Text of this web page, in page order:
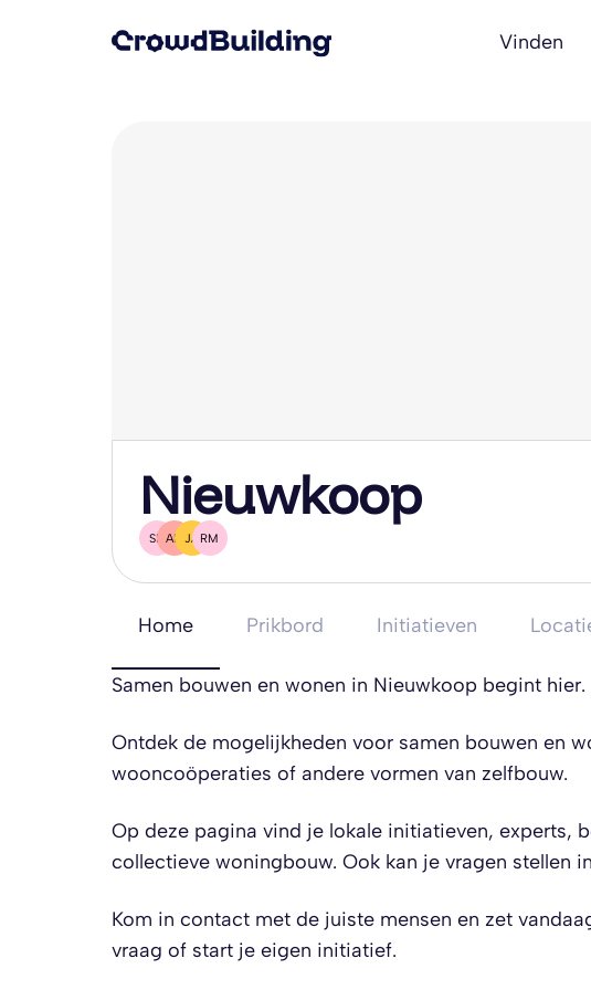
Vinden
Nieuwkoop
SB AH JA RM
Home Prikbord Initiatieven
Samen bouwen en wonen in Nieuwkoop begint hier.
Ontdek de mogelijkheden voor samen bouwen en
wooncoöperaties of andere vormen van zelfbouw.
Op deze pagina vind je lokale initiatieven, experts,
collectieve woningbouw. Ook kan je vragen stellen
Kom in contact met de juiste mensen en zet
vraag of start je eigen initiatief.